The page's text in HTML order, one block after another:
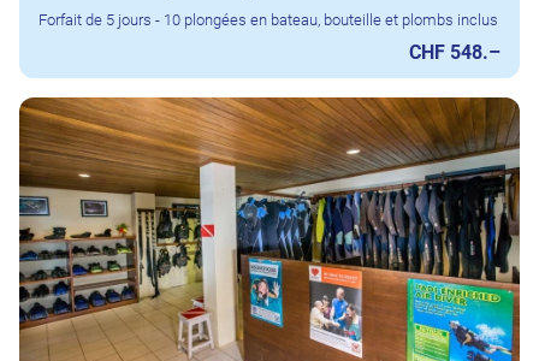
Forfait de 5 jours - 10 plongées en bateau, bouteille et plombs inclus
CHF 548.–